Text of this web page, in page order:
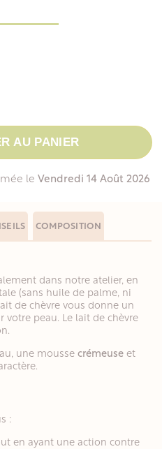
AU PANIER
le Vendredi 14 Août 2026
COMPOSITION
dans notre atelier, en
(sans huile de palme, ni
de chèvre vous donne un
votre peau. Le lait de chèvre
une mousse crémeuse et
:
en ayant une action contre